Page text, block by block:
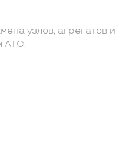
узлов, агрегатов и
АТС.